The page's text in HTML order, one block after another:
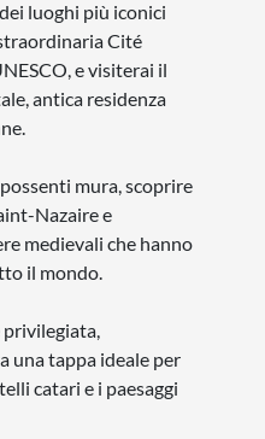
luoghi più iconici
Cité
e visiterai il
antica residenza
mura, scoprire
Nazaire e
medievali che hanno
il mondo.
privilegiata,
una tappa ideale per
catari e i paesaggi